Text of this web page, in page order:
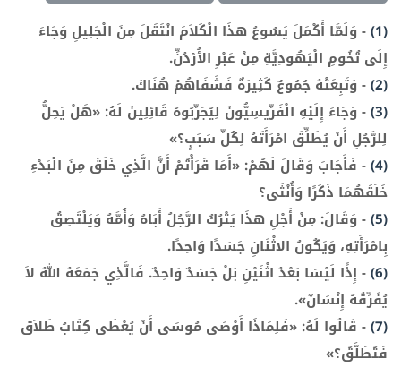
(1)
- وَلَمَّا أَكْمَلَ يَسُوعُ هذَا الْكَلاَمَ انْتَقَلَ مِنَ الْجَلِيلِ وَجَاءَ
إِلَى تُخُومِ الْيَهُودِيَّةِ مِنْ عَبْرِ الأُرْدُنِّ.
(2)
- وَتَبِعَتْهُ جُمُوعٌ كَثِيرَةٌ فَشَفَاهُمْ هُنَاكَ.
(3)
- وَجَاءَ إِلَيْهِ الْفَرِّيسِيُّونَ لِيُجَرِّبُوهُ قَائِلِينَ لَهُ: «هَلْ يَحِلُّ
لِلرَّجُلِ أَنْ يُطَلِّقَ امْرَأَتَهُ لِكُلِّ سَبَبٍ؟»
(4)
- فَأَجَابَ وَقَالَ لَهُمْ: «أَمَا قَرَأْتُمْ أَنَّ الَّذِي خَلَقَ مِنَ الْبَدْءِ
خَلَقَهُمَا ذَكَرًا وَأُنْثَى؟
(5)
- وَقَالَ: مِنْ أَجْلِ هذَا يَتْرُكُ الرَّجُلُ أَبَاهُ وَأُمَّهُ وَيَلْتَصِقُ
بِامْرَأَتِهِ، وَيَكُونُ الاثْنَانِ جَسَدًا وَاحِدًا.
(6)
- إِذًا لَيْسَا بَعْدُ اثْنَيْنِ بَلْ جَسَدٌ وَاحِدٌ. فَالَّذِي جَمَعَهُ اللهُ لاَ
يُفَرِّقُهُ إِنْسَانٌ».
(7)
- قَالُوا لَهُ: «فَلِمَاذَا أَوْصَى مُوسَى أَنْ يُعْطَى كِتَابُ طَلاَق
فَتُطَلَّقُ؟»